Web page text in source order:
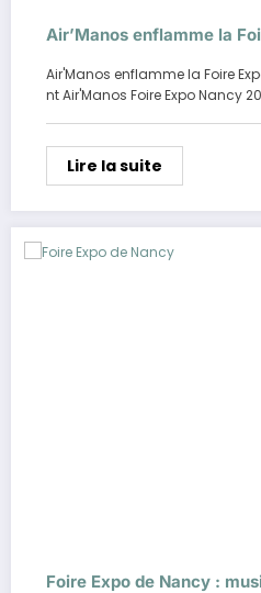
Air’Manos enflamme la
Air'Manos enflamme la Foire
nt Air'Manos Foire Expo Nancy
Lire la suite
Foire Expo de Nancy :